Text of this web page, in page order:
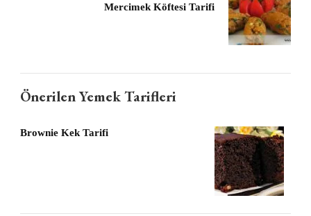
Mercimek Köftesi Tarifi
Önerilen Yemek Tarifleri
Brownie Kek Tarifi